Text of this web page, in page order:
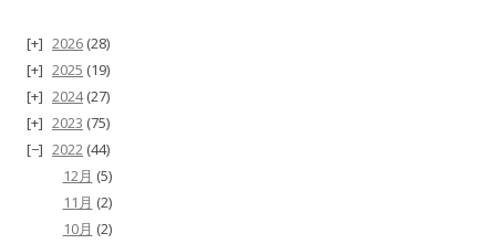
2026 (28)
2025 (19)
2024(27)
2023 (75)
2022 (44)
12月 (5)
11月 (2)
10月 (2)